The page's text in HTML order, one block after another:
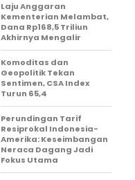
Laju Anggaran
Kementerian Melambat,
Dana Rp168,5 Triliun
Akhirnya Mengalir
Komoditas dan
Geopolitik Tekan
Sentimen, CSA Index
Turun 65,4
Perundingan Tarif
Resiprokal Indonesia-
Amerika: Keseimbangan
Neraca Dagang Jadi
Fokus Utama